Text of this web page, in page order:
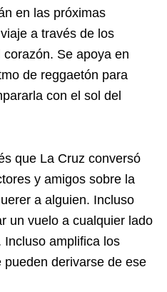
en las próximas
a través de los
Se apoya en
de reggaetón para
con el sol del
que La Cruz conversó
y amigos sobre la
a alguien. Incluso
un vuelo a cualquier lado
Incluso amplifica los
derivarse de ese